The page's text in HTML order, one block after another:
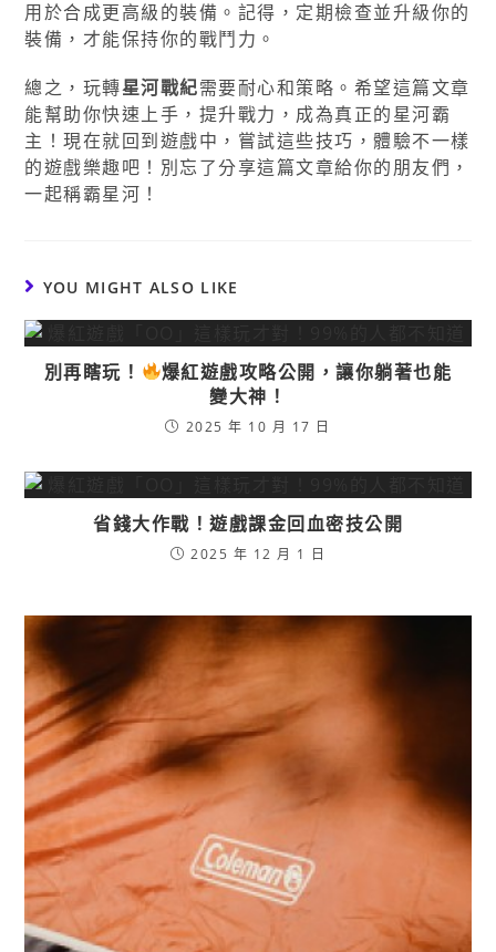
用於合成更高級的裝備。記得，定期檢查並升級你的
裝備，才能保持你的戰鬥力。
總之，玩轉星河戰紀需要耐心和策略。希望這篇文章
能幫助你快速上手，提升戰力，成為真正的星河霸
主！現在就回到遊戲中，嘗試這些技巧，體驗不一樣
的遊戲樂趣吧！別忘了分享這篇文章給你的朋友們，
一起稱霸星河！
YOU MIGHT ALSO LIKE
別再瞎玩！
爆紅遊戲攻略公開，讓你躺著也能
變大神！
2025 年 10 月 17 日
省錢大作戰！遊戲課金回血密技公開
2025 年 12 月 1 日